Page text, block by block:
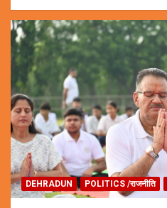
DEHRADUN POLITICS /राजनीति